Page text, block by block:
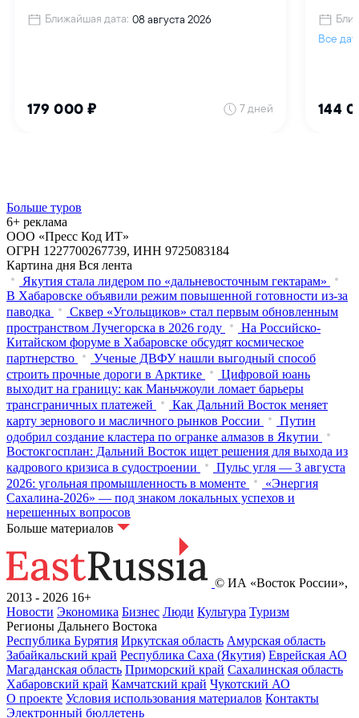
Больше туров
6+ реклама
ООО «Пресс Код ИТ»
ОГРН 1227700267739, ИНН 9725083184
Картина дня Вся лента
Якутия стала лидером по «дальневосточным гектарам»
В Хабаровске объявили режим повышенной готовности из‑за
паводка
Сквер «Угольщиков» стал первым обновленным
пространством Лучегорска в 2026 году
На Российско-
Китайском форуме в Хабаровске обсудят космическое
партнерство
Ученые ДВФУ нашли выгодный способ
строить прочные дороги в Арктике
Цифровой юань
выходит на границу: как Маньчжоули ломает барьеры
трансграничных платежей
Как Дальний Восток меняет
карту зернового и масличного рынков России
Путин
одобрил создание кластера по огранке алмазов в Якутии
Востокгосплан: Дальний Восток ищет решения для выхода из
кадрового кризиса в судостроении
Пульс угля — 3 августа
2026: угольная промышленность в моменте
«Энергия
Сахалина-2026» — под знаком локальных успехов и
нерешенных вопросов
Больше материалов
© ИА «Восток России»,
2013 - 2026 16+
Новости Экономика Бизнес Люди Культура Туризм
Регионы Дальнего Востока
Республика Бурятия Иркутская область Амурская область
Забайкальский край Республика Саха (Якутия) Еврейская АО
Магаданская область Приморский край Сахалинская область
Хабаровский край Камчатский край Чукотский АО
О проекте Условия использования материалов Контакты
Электронный бюллетень